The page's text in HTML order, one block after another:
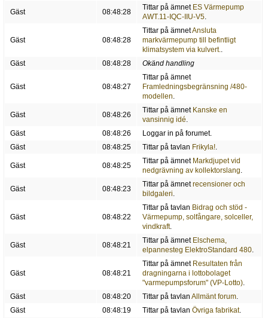
Gäst 08:48:28
Tittar på ämnet ES Värmepump
AWT.11-IQC-IIU-V5.
Gäst 08:48:28
Tittar på ämnetAnsluta
markvärmepump till befintligt
klimatsystem via kulvert..
Gäst
08:48:28 Okänd handling
Gäst 08:48:27
Tittar på ämnet
Framledningsbegränsning /480-
modellen.
Gäst 08:48:26
Tittar på ämnet Kanske en
vansinnig idé.
Gäst
08:48:26
Loggar in på forumet.
Gäst
08:48:25 Tittar på tavlan Frikyla!.
Gäst 08:48:25
Tittar på ämnet Markdjupet vid
nedgrävning av kollektorslang.
Gäst 08:48:23
Tittar på ämnetrecensioner och
bildgaleri.
Gäst 08:48:22
Tittar på tavlan Bidrag och stöd -
Värmepump, solfångare, solceller,
vindkraft.
Gäst 08:48:21
Tittar på ämnet Elschema,
elpannesteg ElektroStandard 480.
Gäst 08:48:21
Tittar på ämnet Resultaten från
dragningarna i lottobolaget
"varmepumpsforum" (VP-Lotto).
Gäst
08:48:20 Tittar på tavlan Allmänt forum.
Gäst
08:48:19 Tittar på tavlan Övriga fabrikat.